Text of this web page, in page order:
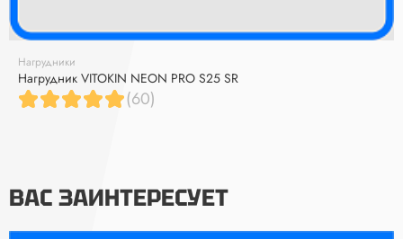
Нагрудники
Нагрудник VITOKIN NEON PRO S25 SR
(60)
ВАС ЗАИНТЕРЕСУЕТ